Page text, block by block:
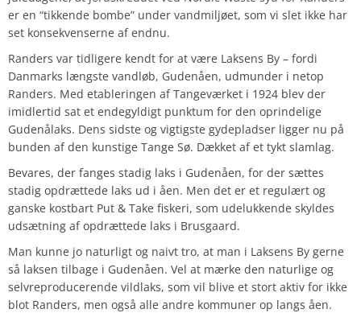
er en “tikkende bombe” under vandmiljøet, som vi slet ikke har
set konsekvenserne af endnu.
Randers var tidligere kendt for at være Laksens By – fordi
Danmarks længste vandløb, Gudenåen, udmunder i netop
Randers. Med etableringen af Tangeværket i 1924 blev der
imidlertid sat et endegyldigt punktum for den oprindelige
Gudenålaks. Dens sidste og vigtigste gydepladser ligger nu på
bunden af den kunstige Tange Sø. Dækket af et tykt slamlag.
Bevares, der fanges stadig laks i Gudenåen, for der sættes
stadig opdrættede laks ud i åen. Men det er et regulært og
ganske kostbart Put & Take fiskeri, som udelukkende skyldes
udsætning af opdrættede laks i Brusgaard.
Man kunne jo naturligt og naivt tro, at man i Laksens By gerne
så laksen tilbage i Gudenåen. Vel at mærke den naturlige og
selvreproducerende vildlaks, som vil blive et stort aktiv for ikke
blot Randers, men også alle andre kommuner op langs åen.